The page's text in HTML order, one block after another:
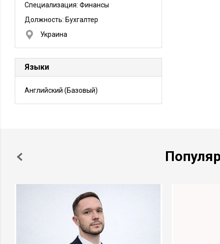
Специализация: Финансы
Должность: Бухгалтер
Украина
Языки
Английский (Базовый)